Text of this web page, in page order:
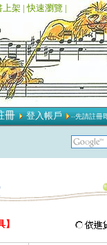
上架 |快速瀏覽 |
冊 登入帳戶 ‧‧先請註冊